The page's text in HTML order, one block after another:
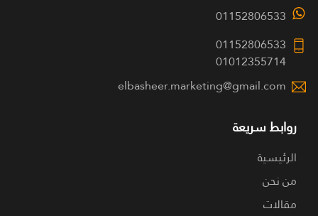
01152806533
01152806533
01012355714
elbasheer.marketing@gmail.com
روابط سريعة
الرئيسية
من نحن
مقالات